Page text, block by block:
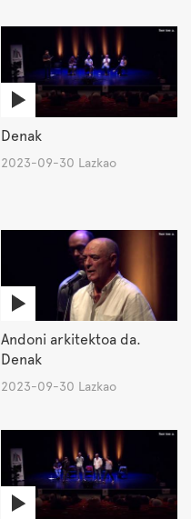
Denak
2023-09-30 Lazkao
Andoni arkitektoa da.
Denak
2023-09-30 Lazkao